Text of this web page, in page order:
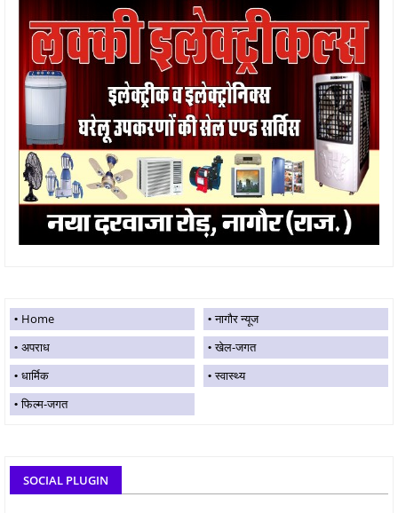
Home
नागौर न्यूज
अपराध
खेल-जगत
धार्मिक
स्वास्थ्य
फिल्म-जगत
SOCIAL PLUGIN